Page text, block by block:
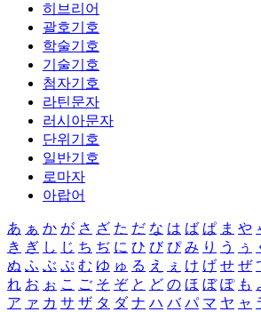
히브리어
괄호기호
학술기호
기술기호
첨자기호
라틴문자
러시아문자
단위기호
일반기호
로마자
아랍어
あ ぁ か が さ ざ た だ な は ば ぱ ま や
き ぎ し じ ち ぢ に ひ び ぴ み り う ぅ
ぬ ふ ぶ ぷ む ゆ ゅ る え ぇ け げ せ ぜ
れ お ぉ こ ご そ ぞ と ど の ほ ぼ ぽ も
ア ァ カ サ ザ タ ダ ナ ハ バ パ マ ヤ ャ